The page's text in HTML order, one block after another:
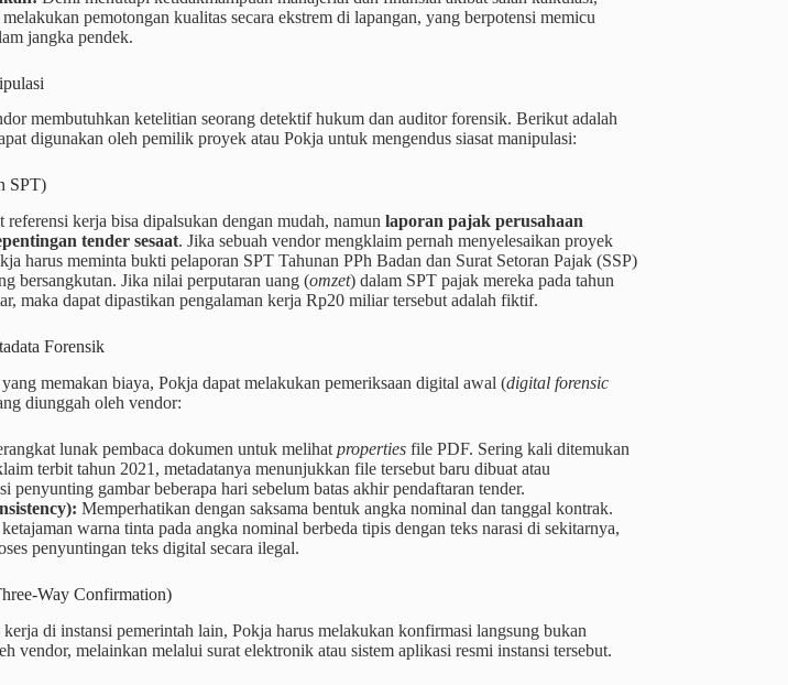
pemotongan kualitas secara ekstrem di lapangan, yang berpotensi memicu
jangka pendek.
membutuhkan ketelitian seorang detektif hukum dan auditor forensik. Berikut adalah
digunakan oleh pemilik proyek atau Pokja untuk mengendus siasat manipulasi:
SPT)
kerja bisa dipalsukan dengan mudah, namun laporan pajak perusahaan
tender sesaat. Jika sebuah vendor mengklaim pernah menyelesaikan proyek
harus meminta bukti pelaporan SPT Tahunan PPh Badan dan Surat Setoran Pajak (SSP)
bersangkutan. Jika nilai perputaran uang (omzet) dalam SPT pajak mereka pada tahun
maka dapat dipastikan pengalaman kerja Rp20 miliar tersebut adalah fiktif.
Forensik
memakan biaya, Pokja dapat melakukan pemeriksaan digital awal (digital forensic
diunggah oleh vendor:
lunak pembaca dokumen untuk melihat propertiesfile PDF. Sering kali ditemukan
terbit tahun 2021, metadatanya menunjukkan file tersebut baru dibuat atau
penyunting gambar beberapa hari sebelum batas akhir pendaftaran tender.
Memperhatikan dengan saksama bentuk angka nominal dan tanggal kontrak.
warna tinta pada angka nominal berbeda tipis dengan teks narasi di sekitarnya,
penyuntingan teks digital secara ilegal.
Way Confirmation)
di instansi pemerintah lain, Pokja harus melakukan konfirmasi langsung bukan
vendor, melainkan melalui surat elektronik atau sistem aplikasi resmi instansi tersebut.